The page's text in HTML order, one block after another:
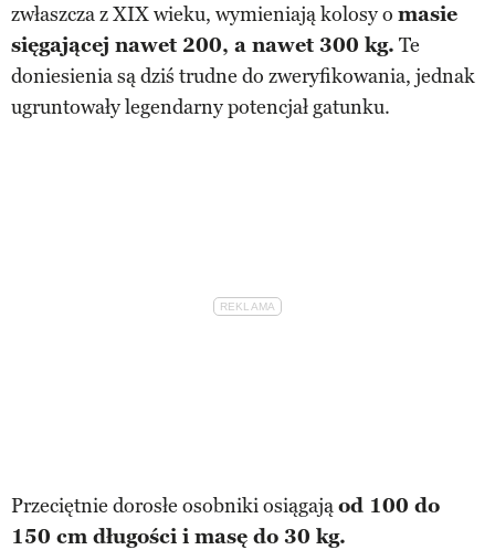
zwłaszcza z XIX wieku, wymieniają kolosy o masie
sięgającej nawet 200, a nawet 300 kg. Te
doniesienia są dziś trudne do zweryfikowania, jednak
ugruntowały legendarny potencjał gatunku.
Przeciętnie dorosłe osobniki osiągająod 100 do
150 cm długości i masę do 30 kg.